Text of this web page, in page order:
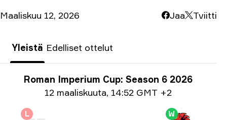
Maaliskuu 12, 2026 Jaa Tviitti
Yleistä Edelliset ottelut
TurnausinfoRoman Imperium Cup: Season 6 2026
Päiväystiedot12 maaliskuuta, 14:52 GMT +2
L W